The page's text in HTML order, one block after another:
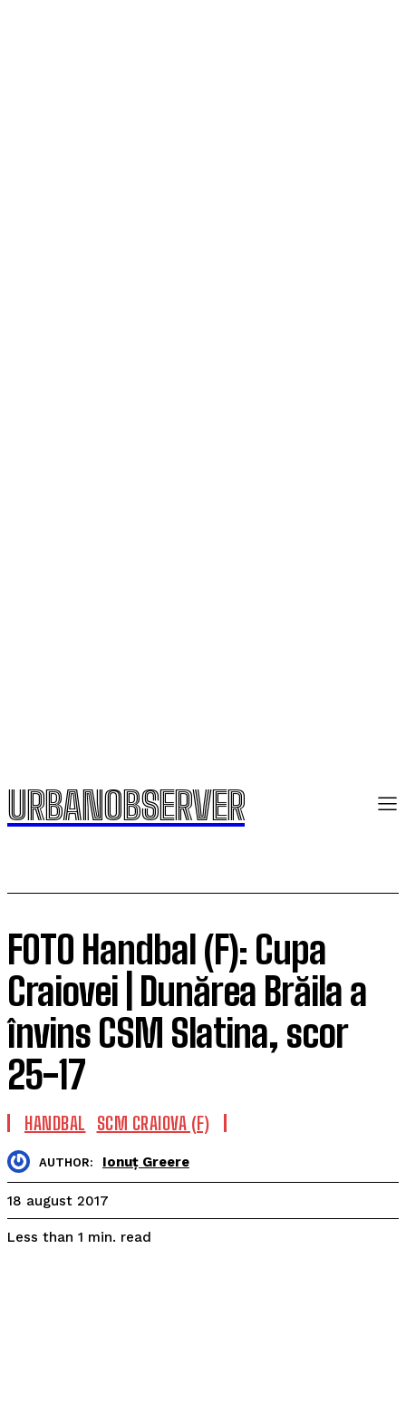
URBANOBSERVER
FOTO Handbal (F): Cupa
Craiovei | Dunărea Brăila a
învins CSM Slatina, scor
25-17
HANDBAL SCM CRAIOVA (F)
AUTHOR: Ionuț Greere
18 august 2017
Less than 1 min. read